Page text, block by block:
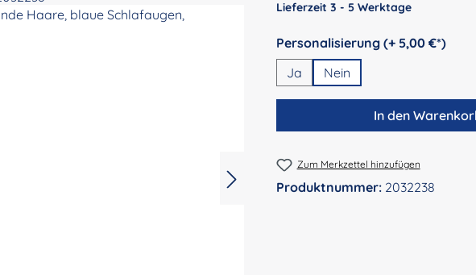
Lieferzeit 3 - 5 Werktage
Personalisierung (+ 5,00 €*)
Ja
Nein
In den
Zum Merkzettel hinzufügen
Produktnummer: 2032238